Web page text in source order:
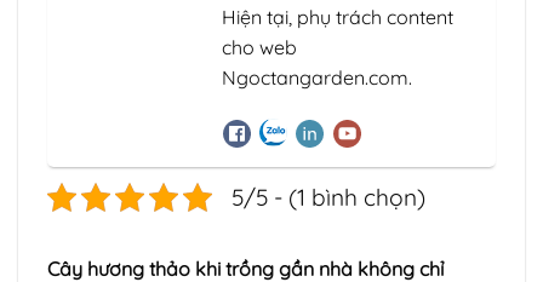
Hiện tại, phụ trách content
cho web
Ngoctangarden.com.
5/5 - (1 bình chọn)
Cây hương thảo khi trồng gần nhà không chỉ